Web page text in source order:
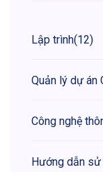
Lập trình(12)
Quản lý dự án
Công nghệ
Hướng dẫn